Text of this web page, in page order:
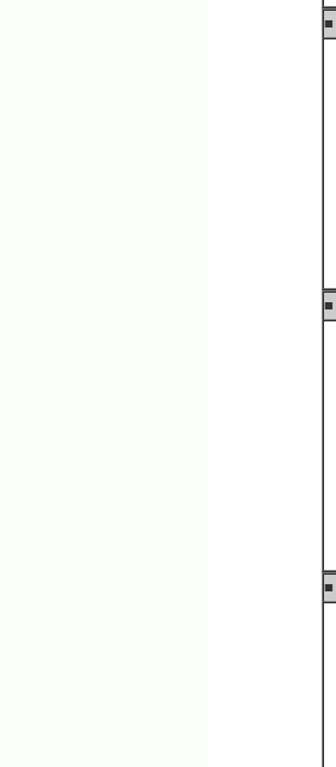
■
■
■